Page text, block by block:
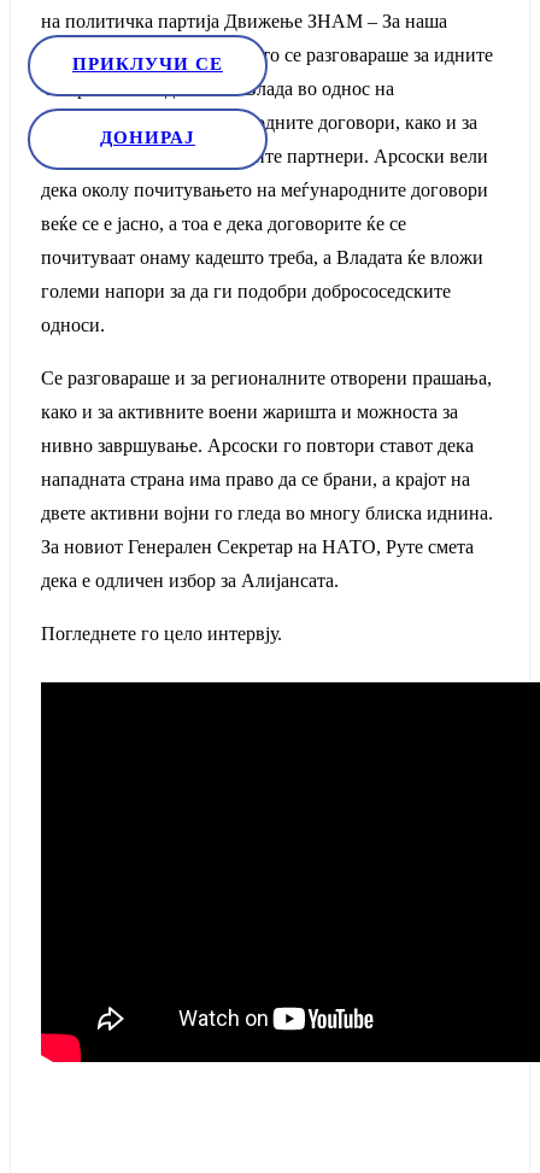
ПРИКЛУЧИ СЕ
ДОНИРАЈ
на политичка партија Движење ЗНАМ – За наша
Македонија. Во гостувањето се разговараше за идните
чекори на македонската Влада во однос на
почитувањето на меѓународните договори, како и за
односите меѓу коалиционите партнери. Арсоски вели
дека околу почитувањето на меѓународните договори
веќе се е јасно, а тоа е дека договорите ќе се
почитуваат онаму кадешто треба, а Владата ќе вложи
големи напори за да ги подобри добрососедските
односи.
Се разговараше и за регионалните отворени прашања,
како и за активните воени жаришта и можноста за
нивно завршување. Арсоски го повтори ставот дека
нападната страна има право да се брани, а крајот на
двете активни војни го гледа во многу блиска иднина.
За новиот Генерален Секретар на НАТО, Руте смета
дека е одличен избор за Алијансата.
Погледнете го цело интервју.